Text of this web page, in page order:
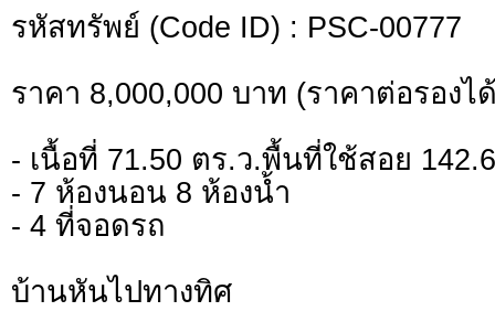
รหัสทรัพย์ (Code ID) : PSC-00777
ราคา 8,000,000 บาท (ราคาต่อรองไ
- เนื้อที่ 71.50 ตร.ว.พื้นที่ใช้สอย
- 7 ห้องนอน 8 ห้องน้ำ
- 4 ที่จอดรถ
บ้านหันไปทางทิศ